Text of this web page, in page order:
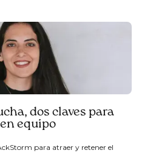
dos claves para
equipo
para atraer y retener el